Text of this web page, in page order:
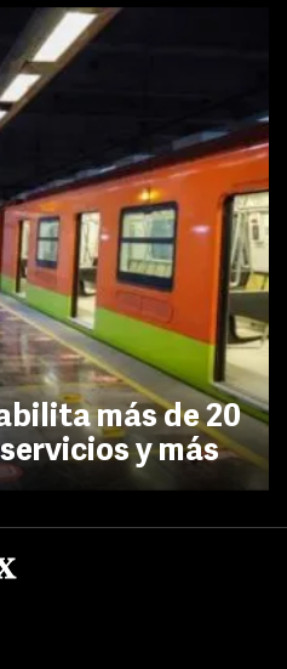
más de 20
y más